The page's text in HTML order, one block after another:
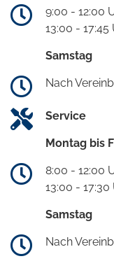
9:00 - 12:00
13:00 - 17:45
Samstag
Nach
Service
Montag bis
8:00 - 12:00
13:00 - 17:30
Samstag
Nach